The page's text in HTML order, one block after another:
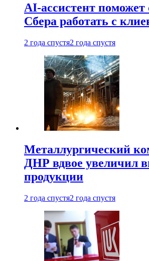
AI-ассистент поможет
Сбера работать с
2 года спустя2 года спустя
Металлургический
ДНР вдвое увеличил
продукции
2 года спустя2 года спустя